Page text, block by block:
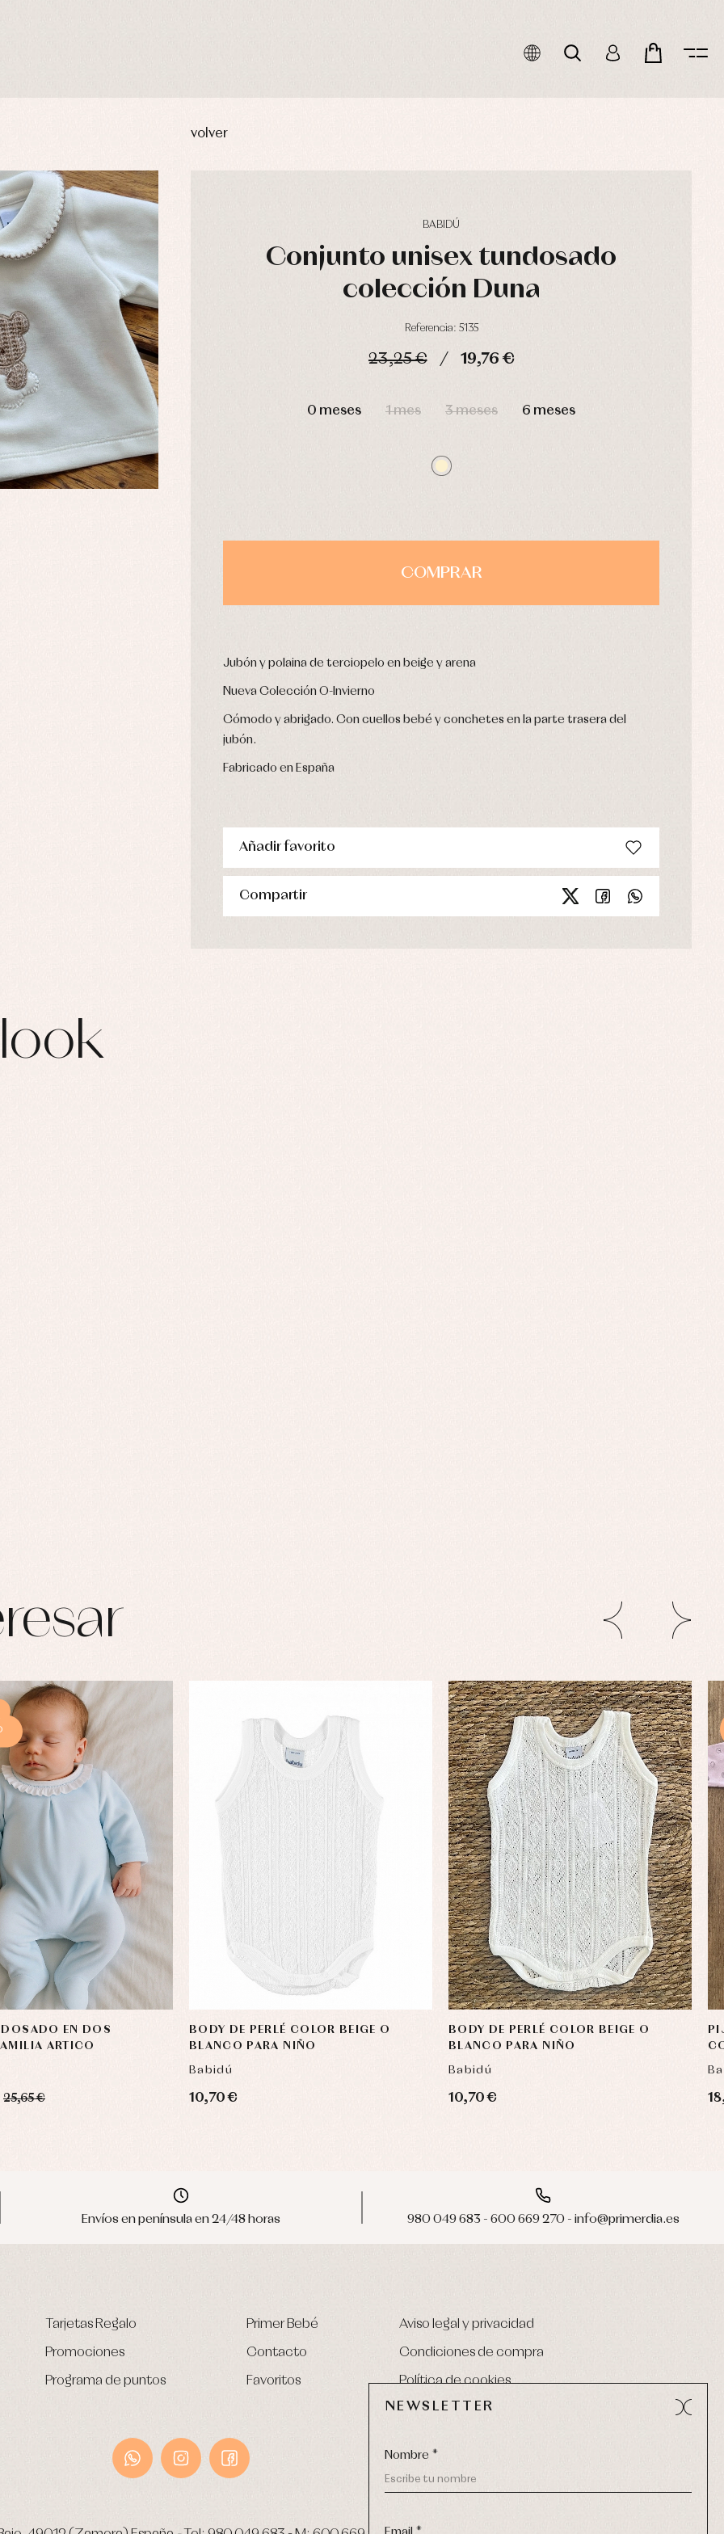
volver
BABIDÚ
Conjunto unisex tundosado
colección Duna
Referencia: 5135
23,25 € 19,76 €
0 meses 1 mes 3 meses 6 meses
COMPRAR
Jubón y polaina de terciopelo en beige y arena
Nueva Colección O-Invierno
Cómodo y abrigado. Con cuellos bebé y conchetes en la parte trasera del
jubón.
Fabricado en España
Añadir favorito
Compartir
EN DOS
ARTICO
25,65 €
BODY DE PERLÉ COLOR BEIGE O
BLANCO PARA NIÑO
Babidú
10,70 €
BODY DE PERLÉ COLOR BEIGE O
BLANCO PARA NIÑO
Babidú
10,70 €
Envíos en península en 24/48 horas 980 049 683 - 600 669 270 - info@primerdia.es
Tarjetas Regalo
Promociones
Programa de puntos
Primer Bebé
Contacto
Favoritos
Aviso legal y privacidad
Condiciones de compra
Política de cookies
NEWSLETTER
Nombre *
y camisas
y abrigos
y ranitas
Arras y fiesta
Camisas
Chaquetas y jerseys
Conjuntos
Pantalones